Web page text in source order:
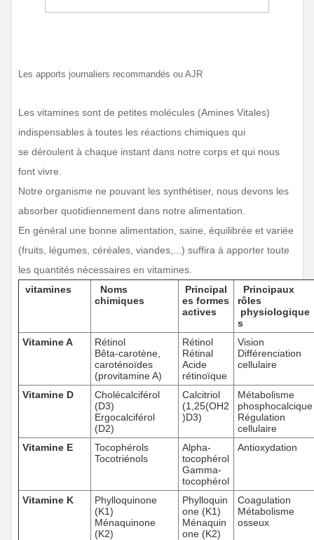
Les apports journaliers recommandés ou AJR
Les vitamines sont de petites molécules (Amines Vitales)
indispensables à toutes les réactions chimiques qui
se déroulent à chaque instant dans notre corps et qui nous
font vivre
Notre organisme ne pouvant les synthétiser, nous devons les
absorber quotidiennement dans notre alimentation.
En général une bonne alimentation, saine, équilibrée et variée
(fruits, légumes, céréales, viandes,...) suffira à apporter toute
les quantités nécessaires en vitamines.
vitamines
Noms
chimiques
Principal
es formes
actives
Principaux
rôles
physiologique
s
Vitamine A
Rétinol
Bêta-carotène,
caroténoïdes
(provitamine A)
Rétinol
Rétinal
Acide
rétinoïque
Vision
Différenciation
cellulaire
Vitamine D
Cholécalciférol
(D3)
Ergocalciférol
(D2)
Calcitriol
(1,25(OH2
)D3)
Métabolisme
phosphocalcique
Régulation
cellulaire
Vitamine E
Tocophérols
Tocotriénols
Alpha-
tocophérol
Gamma-
tocophérol
Antioxydation
Vitamine K
Phylloquinone
(K1)
Ménaquinone
(K2)
Phylloquin
one (K1)
Ménaquin
one (K2)
Coagulation
Métabolisme
osseux